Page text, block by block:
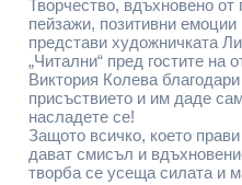
Творчество, вдъхновено
пейзажи, позитивни
представи художничката
„Читални“ пред гостите на
Виктория Колева
присъствието и им даде
насладете се!
Защото всичко, което
дават смисъл и
творба се усеща силата и